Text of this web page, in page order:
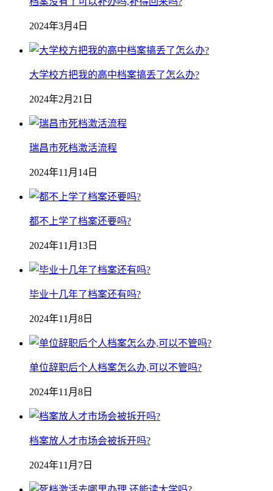
2024年3月4日
大学校方把我的高中档案搞丢了怎么办?
2024年2月21日
瑞昌市死档激活流程
2024年11月14日
都不上学了档案还要吗?
2024年11月13日
毕业十几年了档案还有吗?
2024年11月8日
单位辞职后个人档案怎么办,可以不管吗?
2024年11月8日
档案放人才市场会被拆开吗?
2024年11月7日